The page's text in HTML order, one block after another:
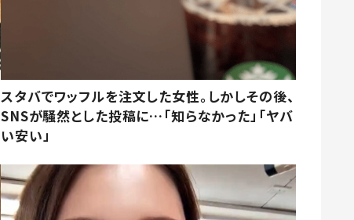
スタバでワッフルを注文した女性。しかしその後、
SNSが騒然とした投稿に…「知らなかった」「ヤバ
い安い」